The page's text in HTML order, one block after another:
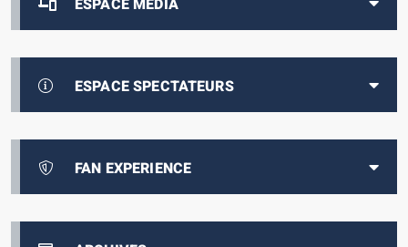
ESPACE MEDIA
ESPACE SPECTATEURS
FAN EXPERIENCE